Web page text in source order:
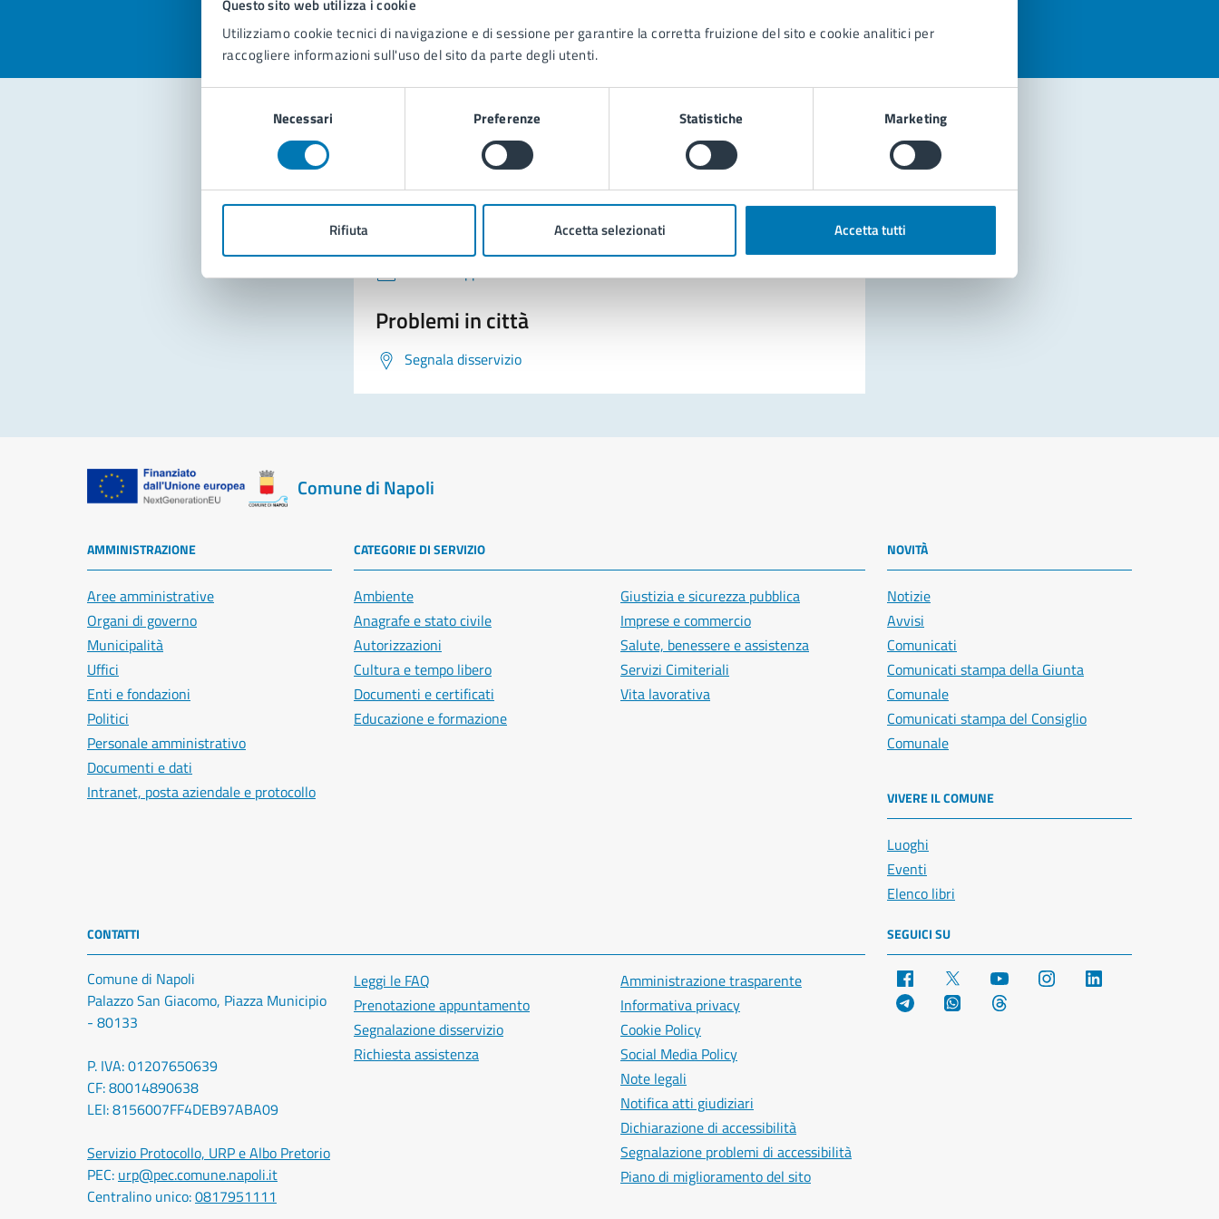
Questo sito web utilizza i cookie
Utilizziamo cookie tecnici di navigazione e di sessione per garantire la corretta fruizione del sito e cookie analitici per
raccogliere informazioni sull'uso del sito da parte degli utenti.
Necessari Preferenze Statistiche Marketing
Rifiuta Accetta selezionati Accetta tutti
Contatta il comune
Leggi le domande frequenti
Prenota appuntamento
Problemi in città
Segnala disservizio
Comune di Napoli
AMMINISTRAZIONE
Aree amministrative
Organi di governo
Municipalità
Uffici
Enti e fondazioni
Politici
Personale amministrativo
Documenti e dati
Intranet, posta aziendale e protocollo
CATEGORIE DI SERVIZIO
Ambiente
Anagrafe e stato civile
Autorizzazioni
Cultura e tempo libero
Documenti e certificati
Educazione e formazione
Giustizia e sicurezza pubblica
Imprese e commercio
Salute, benessere e assistenza
Servizi Cimiteriali
Vita lavorativa
NOVITÀ
Notizie
Avvisi
Comunicati
Comunicati stampa della Giunta
Comunale
Comunicati stampa del Consiglio
Comunale
VIVERE IL COMUNE
Luoghi
Eventi
Elenco libri
CONTATTI
Comune di Napoli
Palazzo San Giacomo, Piazza Municipio
- 80133
P. IVA: 01207650639
CF: 80014890638
LEI: 8156007FF4DEB97ABA09
Servizio Protocollo, URP e Albo Pretorio
PEC: urp@pec.comune.napoli.it
Centralino unico:0817951111
Leggi le FAQ
Prenotazione appuntamento
Segnalazione disservizio
Richiesta assistenza
Amministrazione trasparente
Informativa privacy
Cookie Policy
Social Media Policy
Note legali
Notifica atti giudiziari
Dichiarazione di accessibilità
Segnalazione problemi di accessibilità
Piano di miglioramento del sito
SEGUICI SU
Facebook YouTube Instagram
Telegram WhatsApp